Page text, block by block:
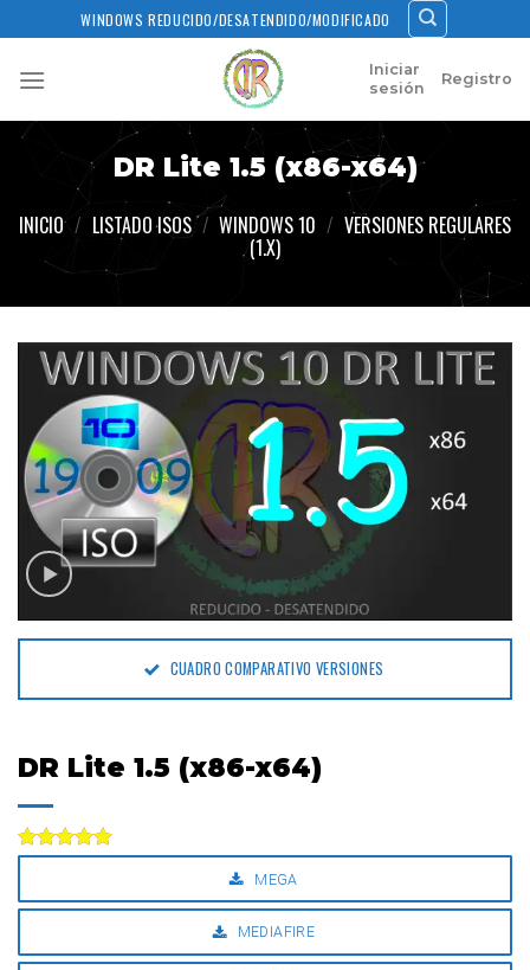
to
content
WINDOWS REDUCIDO/DESATENDIDO/MODIFICADO
Iniciar
sesión
Registro
DR Lite 1.5 (x86-x64)
INICIO / LISTADO ISOS / WINDOWS 10 / VERSIONES REGULARES
(1.X)
CUADRO COMPARATIVO VERSIONES
DR Lite 1.5 (x86-x64)
de 5
MEGA
MEDIAFIRE